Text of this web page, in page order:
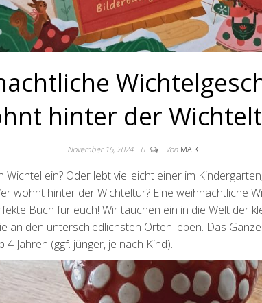
hinter der
November 16, 2024 0 Von MAIKE
ein? Oder lebt vielleicht einer im
wohnt hinter der Wichteltür? Eine weihnachtliche
Buch für euch! Wir tauchen ein in die Welt der
an den unterschiedlichsten Orten leben. Das
Jahren (ggf. jünger, je nach Kind).